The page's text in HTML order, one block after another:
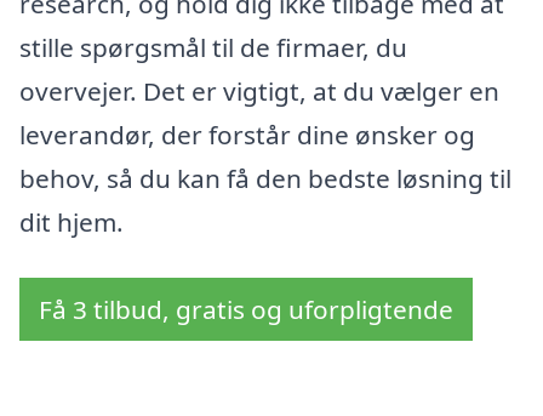
stille spørgsmål til de firmaer, du
overvejer. Det er vigtigt, at du vælger en
leverandør, der forstår dine ønsker og
behov, så du kan få den bedste løsning til
dit hjem.
Få 3 tilbud, gratis og uforpligtende